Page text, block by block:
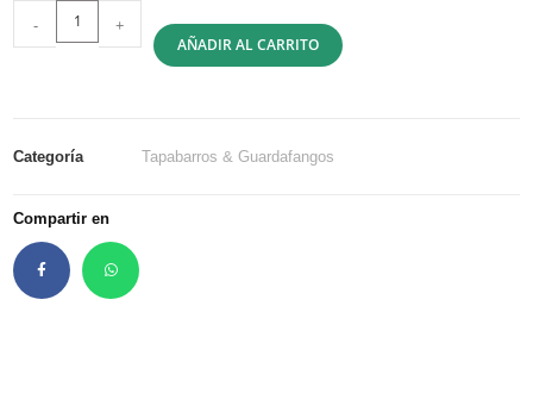
- +
AÑADIR AL CARRITO
Categoría Tapabarros & Guardafangos
Compartir en